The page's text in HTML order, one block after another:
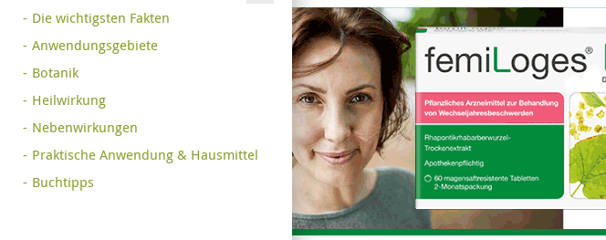
Die wichtigsten Fakten
Anwendungsgebiete
Botanik
Heilwirkung
Nebenwirkungen
Praktische Anwendung & Hausmittel
Buchtipps